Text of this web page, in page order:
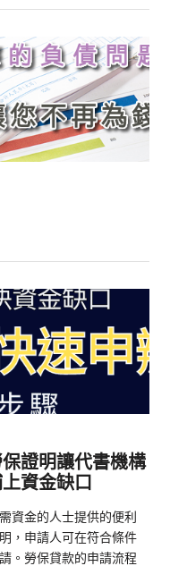
證明讓代書機構
資金缺口
資金的人士提供的便利
，申請人可在符合條件
。勞保貸款的申請流程